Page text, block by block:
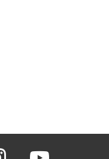
instagram youtube